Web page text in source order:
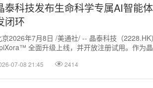
泰科技发布生命科学专属AI智能
闭环
京2026年7月8日 /美通社/ -- 晶泰科技（
全面升级上线，并开放注册试用。作为
07-08 21:45 2414